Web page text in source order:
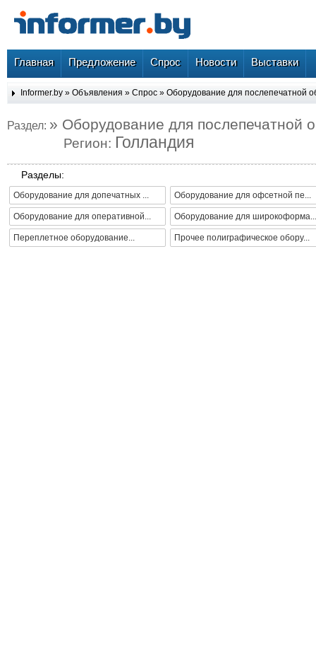
Главная Предложение Спрос Новости Выставки
Informer.by » Объявления » Спрос » Оборудование для послепечатной
Раздел: » Оборудование для послепечатной
Регион: Голландия
Разделы:
Оборудование для допечатных ... Оборудование для офсетной пе...
Оборудование для оперативной... Оборудование для широкоформа...
Переплетное оборудование... Прочее полиграфическое обору...